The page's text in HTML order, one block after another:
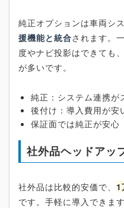
純正オプションは車両シ
援機能と統合されます。
度やナビ投影はできても
が多いです。
純正：システム連携が
後付け：導入費用が安
保証面では純正が安心
社外品ヘッドアッ
社外品は比較的安価で、 1
です。手軽に導入できま